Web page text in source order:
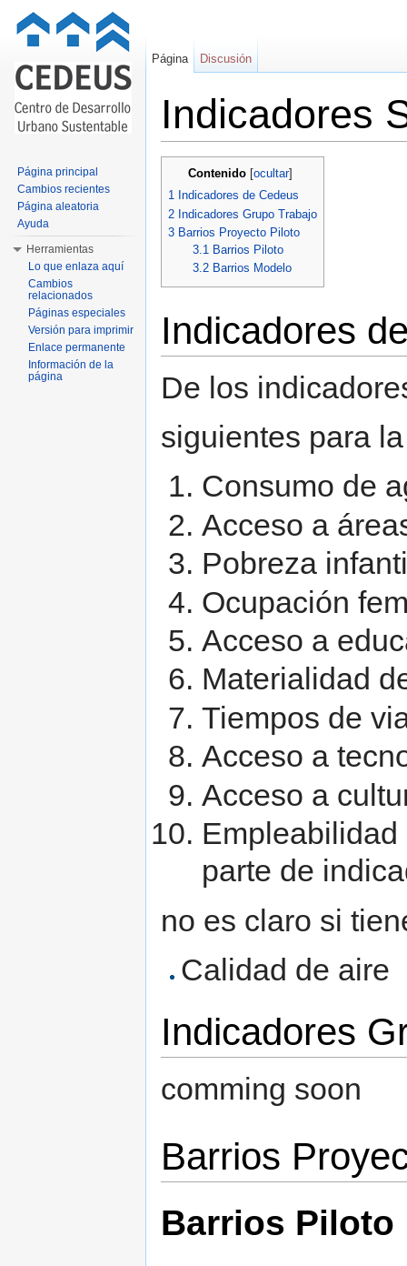
Indicadores
Contenido [ocultar]
1 Indicadores de Cedeus
2 Indicadores Grupo Trabajo
3 Barrios Proyecto Piloto
3.1 Barrios Piloto
3.2 Barrios Modelo
Indicadores
De los
siguientes para
Consumo de
Acceso a
Pobreza
Ocupación
Acceso a
Materialidad
Tiempos de
Acceso a
Acceso a
parte de
no es claro si
Calidad de aire
Indicadores
comming soon
Barrios
Barrios Piloto
Página Discusión
Página principal
Cambios recientes
Página aleatoria
Ayuda
Herramientas
Lo que enlaza aquí
Cambios
relacionados
Páginas especiales
Versión para imprimir
Enlace permanente
Información de la
página